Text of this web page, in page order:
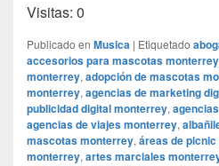
Visitas: 0
Publicado en Musica | Etiquetado
accesorios para mascotas monterrey
monterrey, adopción de mascotas
monterrey, agencias de marketing
publicidad digital monterrey,
agencias de viajes monterrey,
mascotas monterrey, áreas de
monterrey, artes marciales